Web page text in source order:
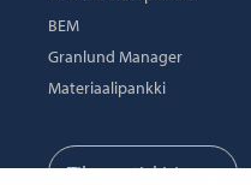
BEM
Granlund Manager
Materiaalipankki
Tilaa uutiskirje